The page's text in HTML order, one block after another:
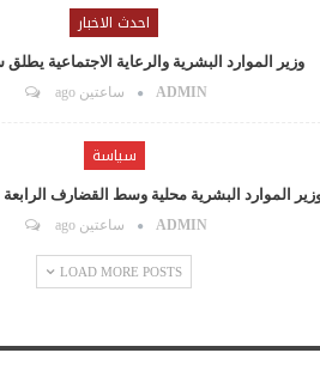
احدث الاخبار
وزير الموارد البشرية والرعاية الاجتماعية
ADMIN ساعتين ago
سياسة
الموارد البشرية محلية وسط القضارف
ADMIN ساعتين ago
LOAD MORE POSTS